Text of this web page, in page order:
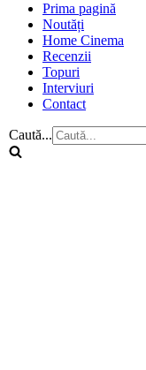
Prima pagină
Noutăți
Home Cinema
Recenzii
Topuri
Interviuri
Contact
Caută...